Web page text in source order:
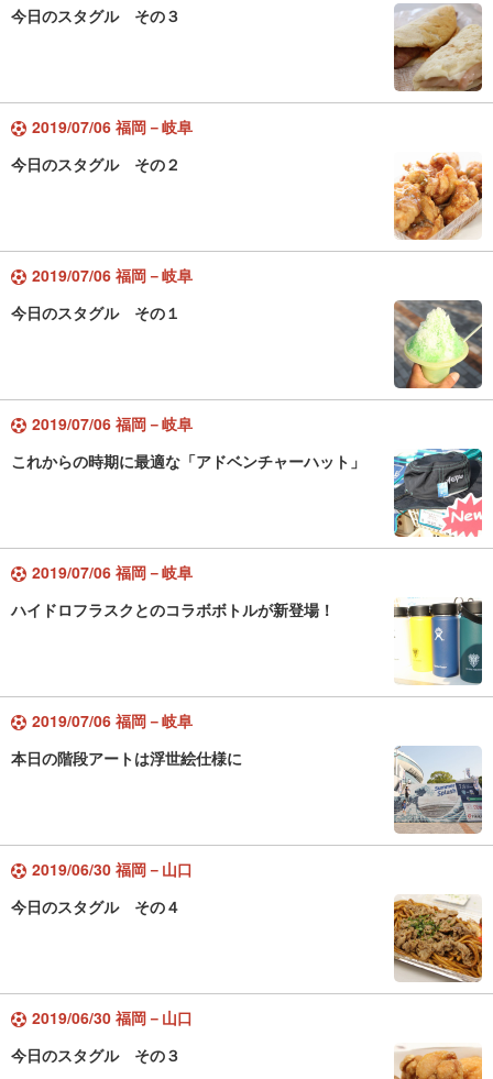
今日のスタグル その３
2019/07/06 福岡－岐阜
今日のスタグル その２
2019/07/06 福岡－岐阜
今日のスタグル その１
2019/07/06 福岡－岐阜
これからの時期に最適な「アドベンチャーハット」
2019/07/06 福岡－岐阜
ハイドロフラスクとのコラボボトルが新登場！
2019/07/06 福岡－岐阜
本日の階段アートは浮世絵仕様に
2019/06/30 福岡－山口
今日のスタグル その４
2019/06/30 福岡－山口
今日のスタグル その３